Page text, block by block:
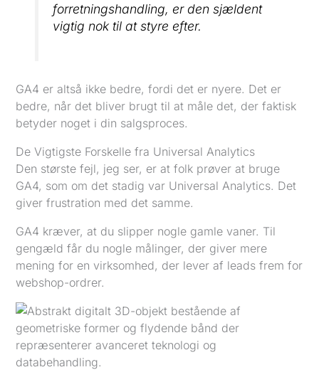
forretningshandling, er den sjældent
vigtig nok til at styre efter.
GA4 er altså ikke bedre, fordi det er nyere. Det er
bedre, når det bliver brugt til at måle det, der faktisk
betyder noget i din salgsproces.
De Vigtigste Forskelle fra Universal Analytics
Den største fejl, jeg ser, er at folk prøver at bruge
GA4, som om det stadig var Universal Analytics. Det
giver frustration med det samme.
GA4 kræver, at du slipper nogle gamle vaner. Til
gengæld får du nogle målinger, der giver mere
mening for en virksomhed, der lever af leads frem for
webshop-ordrer.